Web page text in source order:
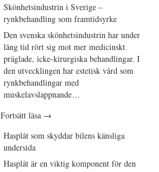
Skönhetsindustrin i Sverige –
rynkbehandling som framtidsyrke
Den svenska skönhetsindustrin har under
lång tid rört sig mot mer medicinskt
präglade, icke-kirurgiska behandlingar. I
den utvecklingen har estetisk vård som
rynkbehandlingar med
muskelavslappnande…
Fortsätt läsa →
Hasplåt som skyddar bilens känsliga
undersida
Hasplåt är en viktig komponent för den